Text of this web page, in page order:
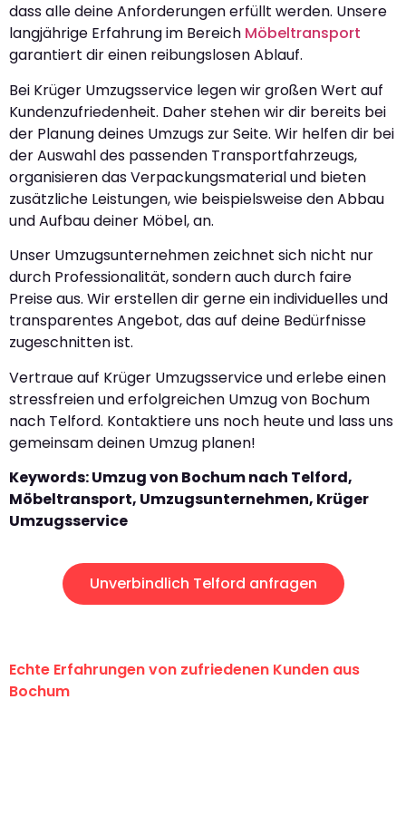
dass alle deine Anforderungen erfüllt werden. Unsere
langjährige Erfahrung im Bereich Möbeltransport
garantiert dir einen reibungslosen Ablauf.
Bei Krüger Umzugsservice legen wir großen Wert auf
Kundenzufriedenheit. Daher stehen wir dir bereits bei
der Planung deines Umzugs zur Seite. Wir helfen dir bei
der Auswahl des passenden Transportfahrzeugs,
organisieren das Verpackungsmaterial und bieten
zusätzliche Leistungen, wie beispielsweise den Abbau
und Aufbau deiner Möbel, an.
Unser Umzugsunternehmen zeichnet sich nicht nur
durch Professionalität, sondern auch durch faire
Preise aus. Wir erstellen dir gerne ein individuelles und
transparentes Angebot, das auf deine Bedürfnisse
zugeschnitten ist.
Vertraue auf Krüger Umzugsservice und erlebe einen
stressfreien und erfolgreichen Umzug von Bochum
nach Telford. Kontaktiere uns noch heute und lass uns
gemeinsam deinen Umzug planen!
Keywords: Umzug von Bochum nach Telford,
Möbeltransport, Umzugsunternehmen, Krüger
Umzugsservice
Unverbindlich Telford anfragen
Echte Erfahrungen von zufriedenen Kunden aus
Bochum